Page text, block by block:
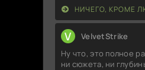
НИЧЕГО, КРОМЕ
V VelvetStrike
Ну что, это полное
ни сюжета, ни